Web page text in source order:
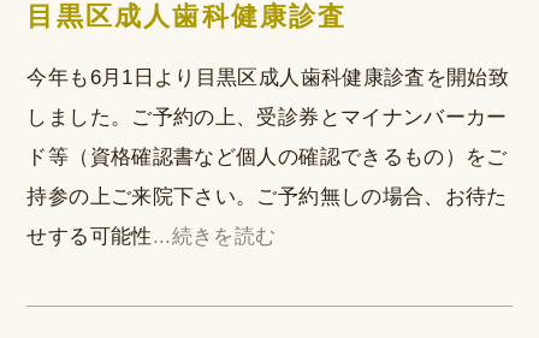
目黒区成人歯科健康診査
今年も6月1日より目黒区成人歯科健康診査を開始致
しました。ご予約の上、受診券とマイナンバーカー
ド等（資格確認書など個人の確認できるもの）をご
持参の上ご来院下さい。ご予約無しの場合、お待た
せする可能性...続きを読む